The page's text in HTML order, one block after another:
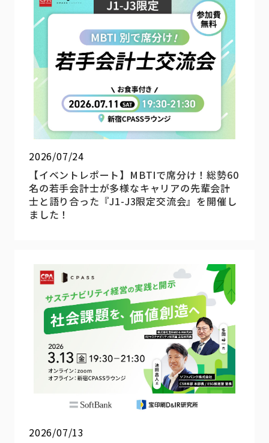
2026/07/24
【イベントレポート】MBTIで席分け！総勢60
名の若手会計士が多様なキャリアの先輩会計
士と語り合った『J1-J3限定交流会』を開催し
ました！
2026/07/13